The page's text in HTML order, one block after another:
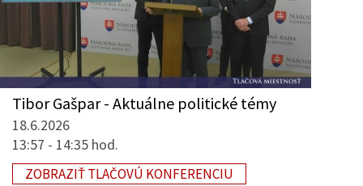
Tibor Gašpar - Aktuálne politické témy
18.6.2026
13:57 - 14:35 hod.
ZOBRAZIŤ TLAČOVÚ KONFERENCIU